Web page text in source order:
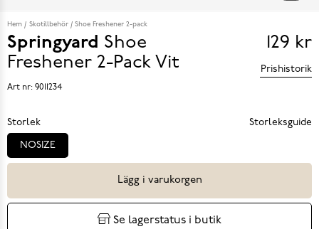
Hem Skotillbehör Shoe Freshener 2-pack
Springyard Shoe
Freshener 2-Pack Vit
Pris
129 kr
129 kr
Prishistorik
Art nr: 9011234
Storlek Storleksguide
NOSIZE
Lägg i varukorgen
Se lagerstatus i butik